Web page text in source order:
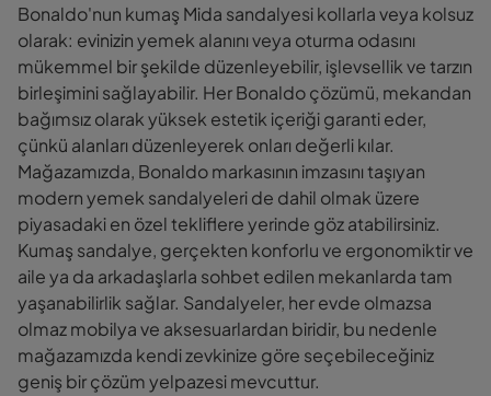
Bonaldo'nun kumaş Mida sandalyesi kollarla veya kolsuz
olarak: evinizin yemek alanını veya oturma odasını
mükemmel bir şekilde düzenleyebilir, işlevsellik ve tarzın
birleşimini sağlayabilir. Her Bonaldo çözümü, mekandan
bağımsız olarak yüksek estetik içeriği garanti eder,
çünkü alanları düzenleyerek onları değerli kılar.
Mağazamızda, Bonaldo markasının imzasını taşıyan
modern yemek sandalyeleri de dahil olmak üzere
piyasadaki en özel tekliflere yerinde göz atabilirsiniz.
Kumaş sandalye, gerçekten konforlu ve ergonomiktir ve
aile ya da arkadaşlarla sohbet edilen mekanlarda tam
yaşanabilirlik sağlar. Sandalyeler, her evde olmazsa
olmaz mobilya ve aksesuarlardan biridir, bu nedenle
mağazamızda kendi zevkinize göre seçebileceğiniz
geniş bir çözüm yelpazesi mevcuttur.